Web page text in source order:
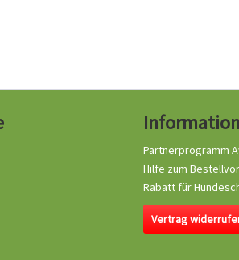
Partnerprogramm
Hilfe zum
Rabatt für
Vertrag